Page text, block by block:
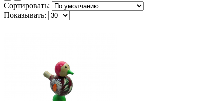
Сортировать:
Показывать: